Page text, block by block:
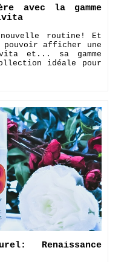
avec la gamme
routine! Et
afficher une
et... sa gamme
idéale pour
Renaissance